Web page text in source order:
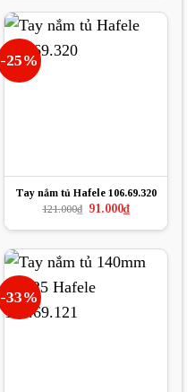
223.000₫.
-25%
Tay nắm tủ Hafele 106.69.320
121.000₫ Giá
là:
91.000₫Giá
hiện
tại
91.000₫.
-33%